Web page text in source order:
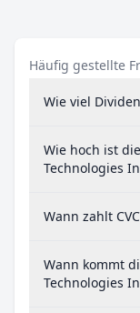
Häufig gestellte
Wie viel
Wie hoch ist
Technologies
Wann zahlt
Wann kommt
Technologies